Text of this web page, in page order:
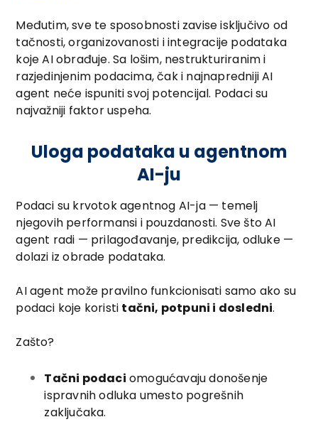
Međutim, sve te sposobnosti zavise isključivo od
tačnosti, organizovanosti i integracije podataka
koje AI obrađuje. Sa lošim, nestrukturiranim i
razjedinjenim podacima, čak i najnapredniji AI
agent neće ispuniti svoj potencijal. Podaci su
najvažniji faktor uspeha.
Uloga podataka u agentnom
AI-ju
Podaci su krvotok agentnog AI-ja — temelj
njegovih performansi i pouzdanosti. Sve što AI
agent radi — prilagođavanje, predikcija, odluke —
dolazi iz obrade podataka.
AI agent može pravilno funkcionisati samo ako su
podaci koje koristi tačni, potpuni i dosledni.
Zašto?
Tačni podaci omogućavaju donošenje
ispravnih odluka umesto pogrešnih
zaključaka.